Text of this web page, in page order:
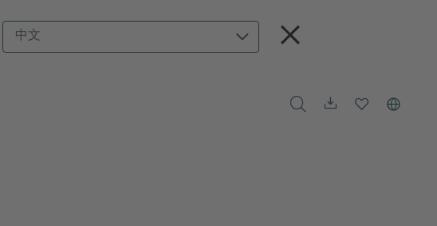
中文